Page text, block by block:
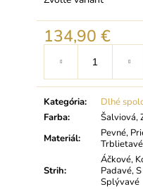
134,90 €
cena:
Kategória:
Dlhé
Farba:
Šalviová,
Materiál:
Pevné,
Strih:
Áčkové,
Padavé,
Splývavé